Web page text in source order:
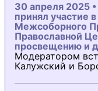
30 апреля 2025
принял участие
Межсоборного
Православной
просвещению и
Модератором
Калужский и